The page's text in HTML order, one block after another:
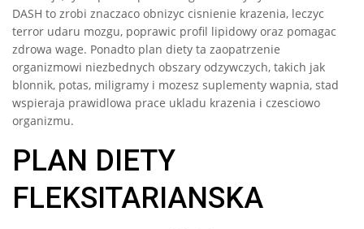
DASH to zrobi znaczaco obnizyc cisnienie krazenia, leczyc
terror udaru mozgu, poprawic profil lipidowy oraz pomagac
zdrowa wage. Ponadto plan diety ta zaopatrzenie
organizmowi niezbednych obszary odzywczych, takich jak
blonnik, potas, miligramy i mozesz suplementy wapnia, stad
wspieraja prawidlowa prace ukladu krazenia i czesciowo
organizmu.
PLAN DIETY
FLEKSITARIANSKA